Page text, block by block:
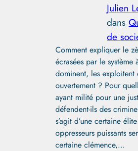
Julien
dans
de
Comment expliquer le
écrasées par le
dominent, les exploitent
ouvertement ? Pour
ayant milité pour une
défendent-ils des
s’agit d’une certaine
oppresseurs puissants
certaine clémence,…